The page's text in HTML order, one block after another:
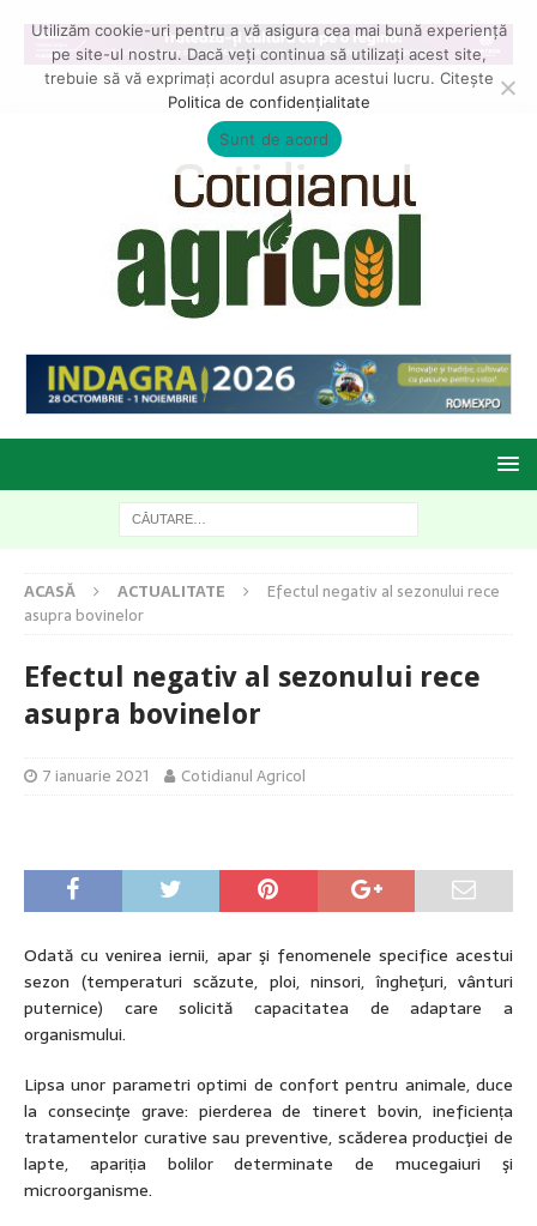
ACASĂ ACTUALITATE
Efectul negativ al sezonului rece
asupra bovinelor
Efectul negativ al sezonului rece
asupra bovinelor
7 ianuarie 2021 Cotidianul Agricol
Odată cu venirea iernii, apar şi fenomenele specifice acestui
sezon (temperaturi scăzute, ploi, ninsori, îngheţuri, vânturi
puternice) care solicită capacitatea de adaptare a
organismului.
Lipsa unor parametri optimi de confort pentru animale, duce
la consecinţe grave: pierderea de tineret bovin, ineficiența
tratamentelor curative sau preventive, scăderea producţiei de
lapte, apariția bolilor determinate de mucegaiuri şi
microorganisme.
Utilizăm cookie-uri pentru a vă asigura cea mai bună experiență
pe site-ul nostru. Dacă veți continua să utilizați acest site,
trebuie să vă exprimați acordul asupra acestui lucru. Citește
Politica de confidențialitate
Sunt de acord